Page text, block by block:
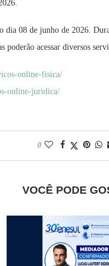
dia 08 de junho de 2026.
poderão acessar diversos
online-fisica/
online-juridica/
0
VOCÊ PODE